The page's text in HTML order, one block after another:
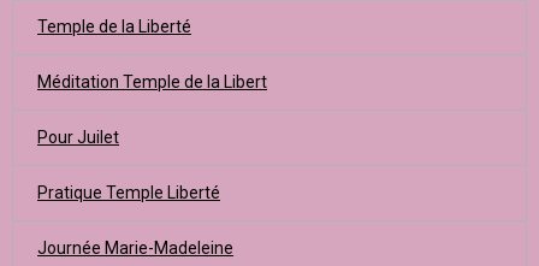
Temple de la Liberté
Méditation Temple de la Libert
Pour Juilet
Pratique Temple Liberté
Journée Marie-Madeleine